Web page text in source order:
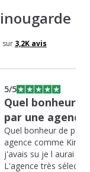
sur 3,2Kavis
5/5
Quel bonheur
par une
Quel bonheur de
agence comme
j'avais su je l aurai
L'agence très